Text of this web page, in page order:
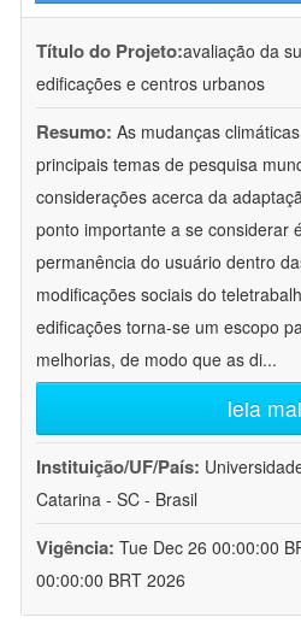
Título do Projeto:avaliação da
edificações e centros urbanos
Resumo: As mudanças
principais temas de pesquisa
considerações acerca da
ponto importante a se considerar
permanência do usuário dentro
modificações sociais do
edificações torna-se um escopo
melhorias, de modo que as di...
leia
Instituição/UF/País:
Catarina - SC - Brasil
Vigência: Tue Dec 26 00:00:00
00:00:00 BRT 2026